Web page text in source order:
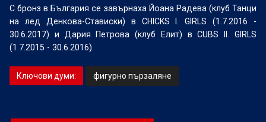
С бронз в България се завърнаха Йоана Радева (клуб Танци
на лед Денкова-Стависки) в CHICKS I. GIRLS (1.7.2016 -
30.6.2017) и Дария Петрова (клуб Елит) в CUBS II. GIRLS
(1.7.2015 - 30.6.2016).
Ключови думи: фигурно пързаляне